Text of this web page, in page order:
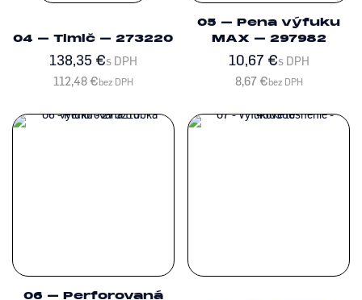
04 – Tlmič – 273220
138,35 €s DPH
112,48€bez DPH
05 – Pena výfuku
MAX – 297982
10,67 €s DPH
8,67€bez DPH
06 – Perforovaná